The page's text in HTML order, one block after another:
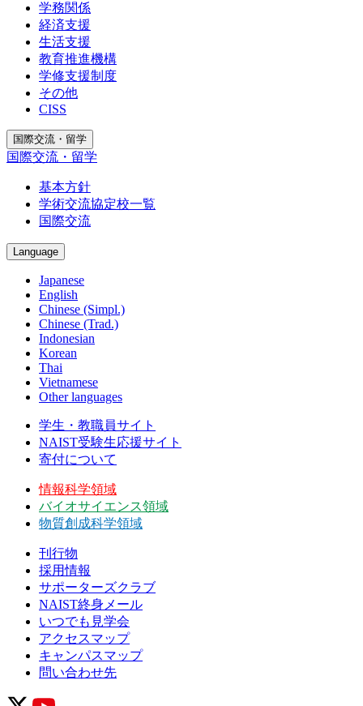
学務関係
経済支援
生活支援
教育推進機構
学修支援制度
その他
CISS
国際交流・留学
国際交流・留学
基本方針
学術交流協定校一覧
国際交流
Language
Japanese
English
Chinese (Simpl.)
Chinese (Trad.)
Indonesian
Korean
Thai
Vietnamese
Other languages
学生・教職員サイト
NAIST受験生応援サイト
寄付について
情報科学領域
バイオサイエンス領域
物質創成科学領域
刊行物
採用情報
サポーターズクラブ
NAIST終身メール
いつでも見学会
アクセスマップ
キャンパスマップ
問い合わせ先